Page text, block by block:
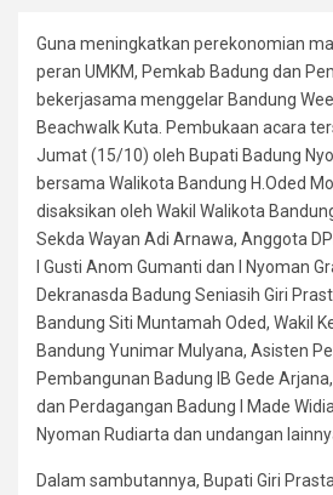
Guna meningkatkan perekonomian
peran UMKM, Pemkab Badung dan
bekerjasama menggelar Bandung
Beachwalk Kuta. Pembukaan acara
Jumat (15/10) oleh Bupati Badung
bersama Walikota Bandung H.Oded
disaksikan oleh Wakil Walikota
Sekda Wayan Adi Arnawa, Anggota
I Gusti Anom Gumanti dan I Nyoman
Dekranasda Badung Seniasih Giri
Bandung Siti Muntamah Oded, Wakil
Bandung Yunimar Mulyana, Asisten
Pembangunan Badung IB Gede
dan Perdagangan Badung I Made
Nyoman Rudiarta dan undangan
Dalam sambutannya, Bupati Giri